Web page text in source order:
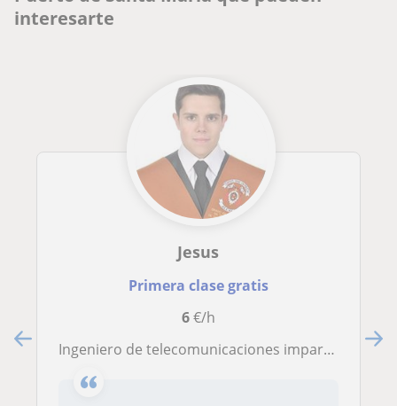
interesarte
Jesus
Primera clase gratis
6€/h
Ingeniero de telecomunicaciones imparte clases particulares de matemáticas. Todos los niveles, desde primaria hasta ingeniería